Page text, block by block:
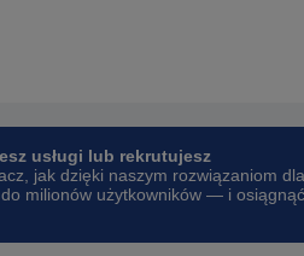
usługi lub rekrutujesz
jak dzięki naszym rozwiązaniom dla
milionów użytkowników — i osiągnąć